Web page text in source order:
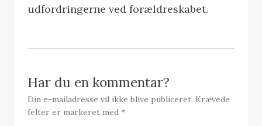
udfordringerne ved forældreskabet.
Har du en kommentar?
Din e-mailadresse vil ikke blive publiceret. Krævede
felter er markeret med*